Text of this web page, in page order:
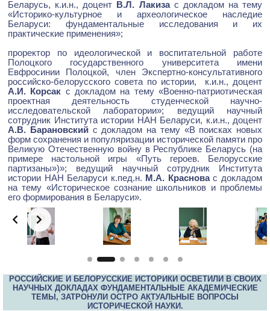
Беларусь, к.и.н., доцент
В.Л. Лакизас докладом на тему
«Историко-культурное и археологическое наследие
Беларуси: фундаментальные исследования и их
практические применения»;
проректор по идеологической и воспитательной работе
Полоцкого государственного университета имени
Евфросинии Полоцкой, член Экспертно-консультативного
российско-белорусского совета по истории, к.и.н., доцент
А.И. Корсак с докладом на тему «Военно-патриотическая
проектная деятельность студенческой научно-
исследовательской лаборатории»; ведущий научный
сотрудник Института истории НАН Беларуси, к.и.н., доцент
А.В. Барановскийс докладом на тему «В поисках новых
форм сохранения и популяризации исторической памяти про
Великую Отечественную войну в Республике Беларусь (на
примере настольной игры «Путь героев. Белорусские
партизаны»)»; ведущий научный сотрудник Института
истории НАН Беларуси к.пед.н. М.А. Красновас докладом
на тему «Историческое сознание школьников и проблемы
его формирования в Беларуси».
Slide 2 of 5
РОССИЙСКИЕ И БЕЛОРУССКИЕ ИСТОРИКИ ОСВЕТИЛИ В СВОИХ
НАУЧНЫХ ДОКЛАДАХ ФУНДАМЕНТАЛЬНЫЕ АКАДЕМИЧЕСКИЕ
ТЕМЫ, ЗАТРОНУЛИ ОСТРО АКТУАЛЬНЫЕ ВОПРОСЫ
ИСТОРИЧЕСКОЙ НАУКИ.